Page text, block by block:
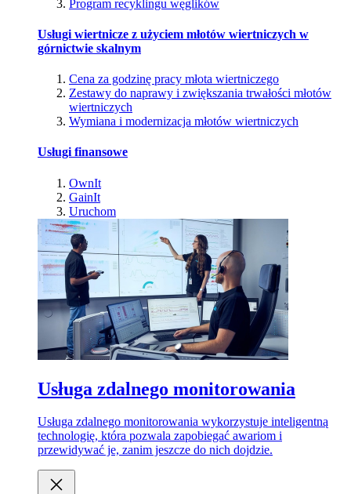
Program recyklingu węglików
Usługi wiertnicze z użyciem młotów wiertniczych w
górnictwie skalnym
Cena za godzinę pracy młota wiertniczego
Zestawy do naprawy i zwiększania trwałości młotów
wiertniczych
Wymiana i modernizacja młotów wiertniczych
Usługi finansowe
OwnIt
GainIt
Uruchom
Usługa zdalnego monitorowania
Usługa zdalnego monitorowania wykorzystuje inteligentną
technologię, która pozwala zapobiegać awariom i
przewidywać je, zanim jeszcze do nich dojdzie.